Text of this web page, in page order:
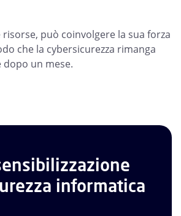
può coinvolgere la sua forza
che la cybersicurezza rimanga
un mese.
informatica